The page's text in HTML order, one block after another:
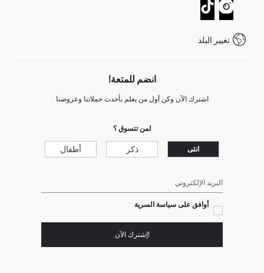
كيف يمكنك التسوق في ديفاكتو ؟
كيف تدفع في ديفاكتو؟
شروط المنافسة
خدمة العملاء
Call Center 19782
تغيير البلد
انضم للمتعة!
اشترك الآن وكن أول من يعلم بأحدث حملاتنا وعروضنا
لمن تتسوق ؟
انثى ذكر أطفال
البريد الإلكتروني
أوافق على سياسة السرية
!إشترك الآن